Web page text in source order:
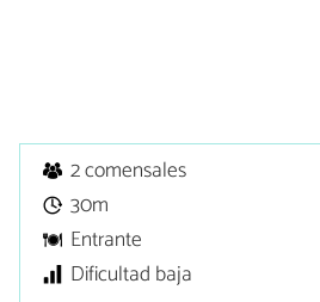
2 comensales
30m
Entrante
Dificultad baja